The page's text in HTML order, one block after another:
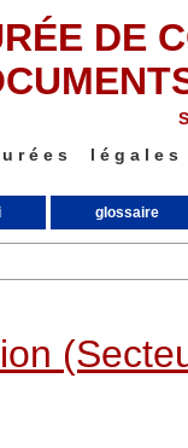
DE
glossaire